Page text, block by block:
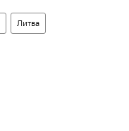
Литва